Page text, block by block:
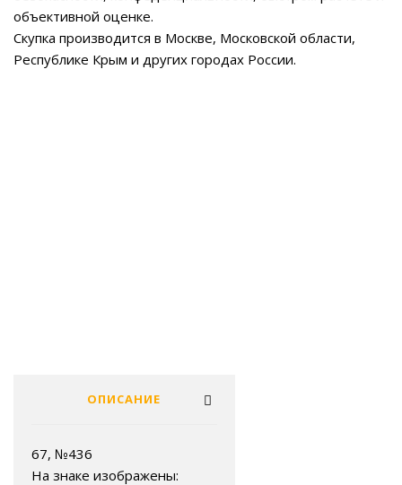
объективной оценке.
Скупка производится в Москве, Московской области,
Республике Крым и других городах России.
ОПИСАНИЕ
67, №436
На знаке изображены: